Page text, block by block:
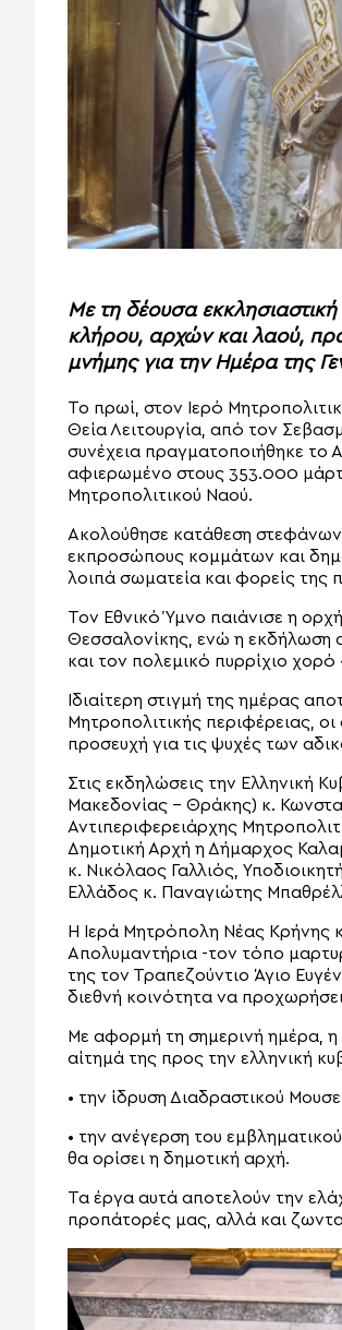
Με τη δέουσα
κλήρου, αρχών και λαού,
μνήμης για την Ημέρα της
Το πρωί, στον Ιερό
Θεία Λειτουργία, από τον
συνέχεια πραγματοποιήθηκε το
αφιερωμένο στους 353.000
Μητροπολιτικού Ναού.
Ακολούθησε κατάθεση στεφάνων
εκπροσώπους κομμάτων και
λοιπά σωματεία και φορείς της
Τον Εθνικό Ύμνο παιάνισε η
Θεσσαλονίκης, ενώ η
και τον πολεμικό πυρρίχιο
Ιδιαίτερη στιγμή της ημέρας
Μητροπολιτικής περιφέρειας,
προσευχή για τις ψυχές των
Στις εκδηλώσεις την Ελληνική
Μακεδονίας – Θράκης) κ.
Αντιπεριφερειάρχης
Δημοτική Αρχή η Δήμαρχος
κ. Νικόλαος Γαλλιός,
Ελλάδος κ. Παναγιώτης
Η Ιερά Μητρόπολη Νέας Κρήνης
Απολυμαντήρια -τον τόπο
της τον Τραπεζούντιο Άγιο
διεθνή κοινότητα να
Με αφορμή τη σημερινή ημέρα, η
αίτημά της προς την ελληνική
• την ίδρυση Διαδραστικού
• την ανέγερση του
θα ορίσει η δημοτική αρχή.
Τα έργα αυτά αποτελούν την
προπάτορές μας, αλλά και